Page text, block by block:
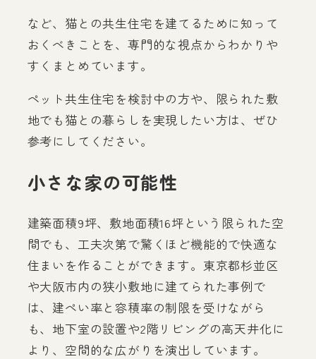
など、猫との共生住宅を建てるために知って
おくべきことを、専門的な視点からわかりや
すくまとめています。
ペット共生住宅を検討中の方や、限られた敷
地でも猫との暮らしを実現したい方は、ぜひ
参考にしてください。
小さな家の可能性
建築面積9坪、敷地面積16坪という限られた空
間でも、工夫次第で驚くほど機能的で快適な
住まいを作ることができます。東京都杉並区
や大阪市内の狭小敷地に建てられた事例で
は、建ぺい率と容積率の制限を受けながら
も、地下室の設置や2階リビングの高天井化に
より、空間的な広がりを演出しています。